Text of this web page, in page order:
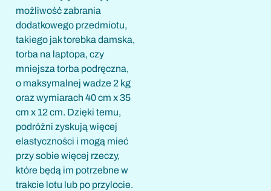
możliwość zabrania
dodatkowego przedmiotu,
takiego jak torebka damska,
torba na laptopa, czy
mniejsza torba podręczna,
o maksymalnej wadze 2 kg
oraz wymiarach 40 cm x 35
cm x 12 cm. Dzięki temu,
podróżni zyskują więcej
elastyczności i mogą mieć
przy sobie więcej rzeczy,
które będą im potrzebne w
trakcie lotu lub po przylocie.